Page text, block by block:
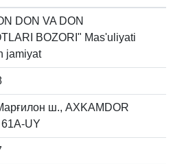
DON VA DON
BOZORI" Mas'uliyati
jamiyat
ш., AXKAMDOR
UY